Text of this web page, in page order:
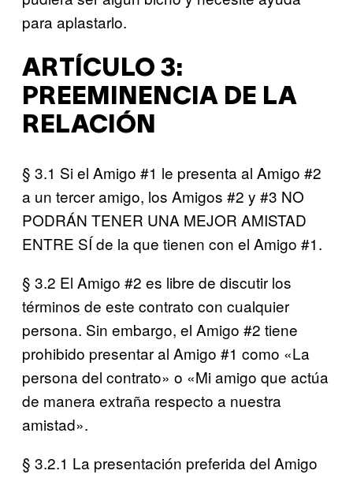
para aplastarlo.
ARTÍCULO 3:
PREEMINENCIA DE LA
RELACIÓN
§ 3.1 Si el Amigo #1 le presenta al Amigo #2
a un tercer amigo, los Amigos #2 y #3 NO
PODRÁN TENER UNA MEJOR AMISTAD
ENTRE SÍ de la que tienen con el Amigo #1.
§ 3.2 El Amigo #2 es libre de discutir los
términos de este contrato con cualquier
persona. Sin embargo, el Amigo #2 tiene
prohibido presentar al Amigo #1 como «La
persona del contrato» o «Mi amigo que actúa
de manera extraña respecto a nuestra
amistad».
§ 3.2.1 La presentación preferida del Amigo